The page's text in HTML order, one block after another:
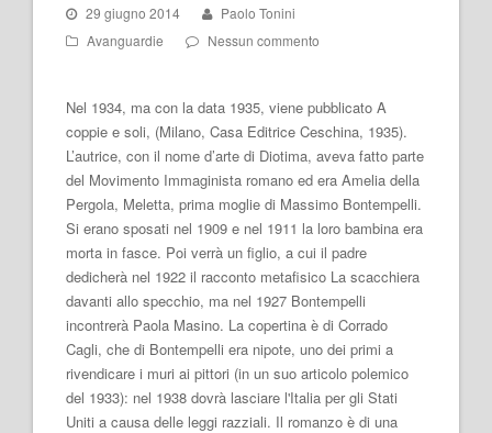
29 giugno 2014
Paolo Tonini
Avanguardie
Nessun commento
Nel 1934, ma con la data 1935, viene pubblicato A
coppie e soli, (Milano, Casa Editrice Ceschina, 1935).
L’autrice, con il nome d’arte di Diotima, aveva fatto parte
del Movimento Immaginista romano ed era Amelia della
Pergola, Meletta, prima moglie di Massimo Bontempelli.
Si erano sposati nel 1909 e nel 1911 la loro bambina era
morta in fasce. Poi verrà un figlio, a cui il padre
dedicherà nel 1922 il racconto metafisico La scacchiera
davanti allo specchio, ma nel 1927 Bontempelli
incontrerà Paola Masino. La copertina è di Corrado
Cagli, che di Bontempelli era nipote, uno dei primi a
rivendicare i muri ai pittori (in un suo articolo polemico
del 1933): nel 1938 dovrà lasciare l'Italia per gli Stati
Uniti a causa delle leggi razziali. Il romanzo è di una